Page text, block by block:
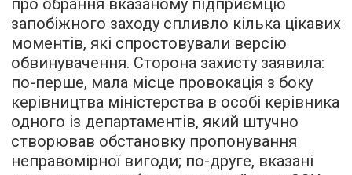
про обрання вказаному підприємцю
запобіжного заходу спливло кілька цікавих
моментів, які спростовували версію
обвинувачення. Сторона захисту заявила:
по-перше, мала місце провокація з боку
керівництва міністерства в особі керівника
одного із департаментів, який штучно
створював обстановку пропонування
неправомірної вигоди; по-друге, вказані